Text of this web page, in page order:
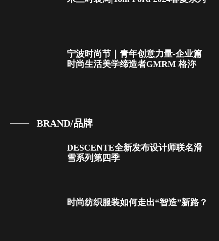
宁波时尚节｜青年创意力量-企业篇
时尚生活美学缔造者GMRM 格沵
BRAND/品牌
DESCENTE全新发布设计师联名滑
雪系列第四季
时尚纺织服装如何走出“智造”新路？